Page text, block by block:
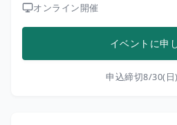
オンライン開催
イベントに申
申込締切8/30(日